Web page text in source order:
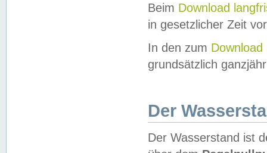
Beim Download
in gesetzlicher Zeit
In den zum Download
grundsätzlich
Der
Der Wasserstand ist